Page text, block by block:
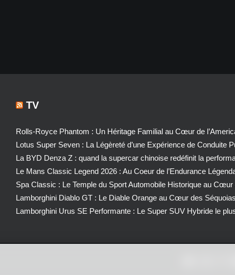
TV
Rolls-Royce Phantom : Un Héritage Familial au Cœur de
Lotus Super Seven : La Légèreté d’une Expérience de Conduite
La BYD Denza Z : quand la supercar chinoise redéfinit la
Le Mans Classic Legend 2026 : Au Coeur de l’Endurance
Spa Classic : Le Temple du Sport Automobile Historique au Cœur
Lamborghini Diablo GT : Le Diable Orange au Cœur des Séquoias
Lamborghini Urus SE Performante : Le Super SUV Hybride le